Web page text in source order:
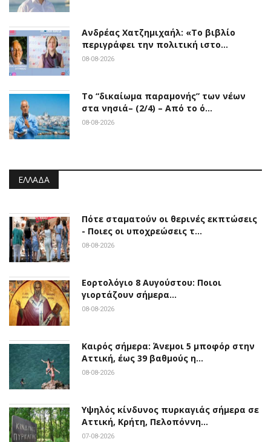
Ανδρέας Χατζημιχαήλ: «Το βιβλίο
περιγράφει την πολιτική ιστο…
08-08-2026
Το “δικαίωμα παραμονής” των νέων
στα νησιά– (2/4) – Από το ό…
08-08-2026
ΕΛΛΆΔΑ
Πότε σταματούν οι θερινές εκπτώσεις
- Ποιες οι υποχρεώσεις τ…
08-08-2026
Εορτολόγιο 8 Αυγούστου: Ποιοι
γιορτάζουν σήμερα…
08-08-2026
Καιρός σήμερα: Άνεμοι 5 μποφόρ στην
Αττική, έως 39 βαθμούς η…
08-08-2026
Υψηλός κίνδυνος πυρκαγιάς σήμερα σε
Αττική, Κρήτη, Πελοπόννη…
07-08-2026